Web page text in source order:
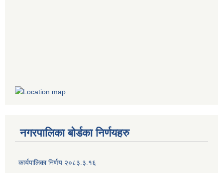
नगरपालिका बोर्डका निर्णयहरु
कार्यपालिका निर्णय २०८३.३.१६